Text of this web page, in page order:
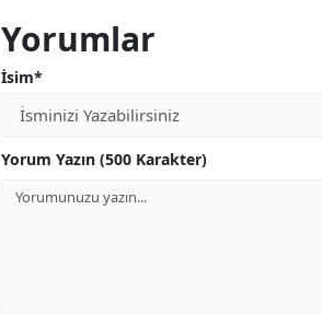
Yorumlar
İsim*
Yorum Yazın (500 Karakter)